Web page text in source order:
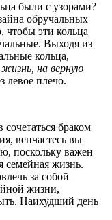
были с узорами?
обручальных
чтобы эти кольца
Выходя из
кольца,
жизнь, на верную
левое плечо.
браком
венчаетесь вы
поскольку важен
семейная жизнь.
за собой
жизни,
Наихудший день